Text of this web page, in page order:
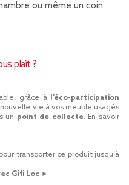
ou même un coin
plaît ?
grâce à
l’éco-participation
vie à vos meuble usagés
un point de collecte. En savoir
transporter ce produit jusqu'à
Gifi Loc ►